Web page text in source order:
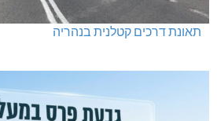
תאונת דרכים קטלנית בנהריה